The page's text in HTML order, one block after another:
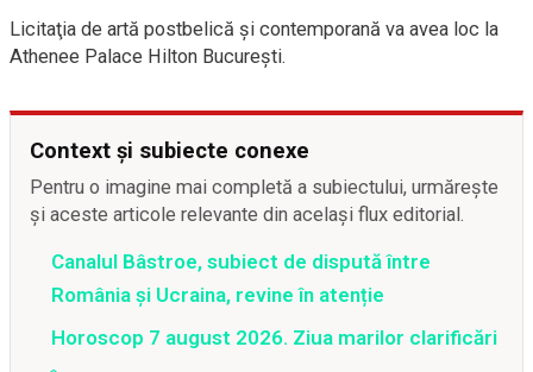
Licitaţia de artă postbelică şi contemporană va avea loc la
Athenee Palace Hilton Bucureşti.
Context și subiecte conexe
Pentru o imagine mai completă a subiectului, urmărește
și aceste articole relevante din același flux editorial.
Canalul Bâstroe, subiect de dispută între
România și Ucraina, revine în atenție
Horoscop 7 august 2026. Ziua marilor clarificări